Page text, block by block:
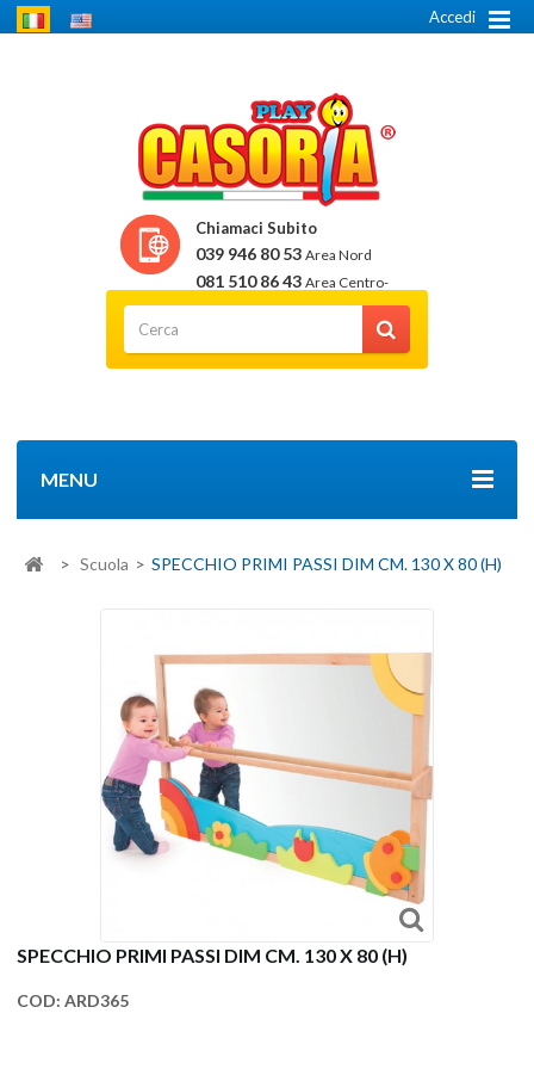
Accedi
Chiamaci Subito
039 946 80 53 Area Nord
081 510 86 43 Area Centro-
Sud
MENU
> Scuola > SPECCHIO PRIMI PASSI DIM CM. 130 X 80 (H)
SPECCHIO PRIMI PASSI DIM CM. 130 X 80 (H)
COD: ARD365